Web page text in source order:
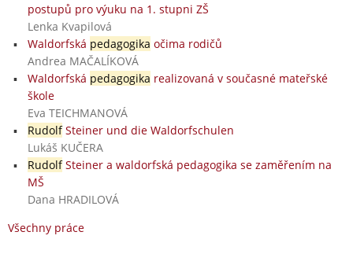
postupů pro výuku na 1. stupni ZŠ
Lenka Kvapilová
Waldorfská pedagogika očima rodičů
Andrea MAČALÍKOVÁ
Waldorfská pedagogika realizovaná v současné mateřské
škole
Eva TEICHMANOVÁ
RudolfSteiner und die Waldorfschulen
Lukáš KUČERA
RudolfSteiner a waldorfská pedagogika se zaměřením na
MŠ
Dana HRADILOVÁ
Všechny práce